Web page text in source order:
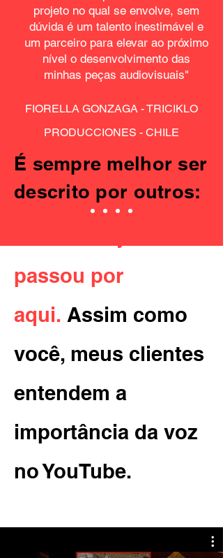
projeto no qual se envolve, sem
dúvida é um talento inestimável e
um parceiro para elevar ao próximo
nível o desenvolvimento das
minhas peças audiovisuais"
FIORELLA GONZAGA - TRICIKLO
PRODUCCIONES - CHILE
É sempre melhor ser
descrito por outros:
passou por
aqui. Assim como
você, meus clientes
entendem a
importância da voz
no YouTube.